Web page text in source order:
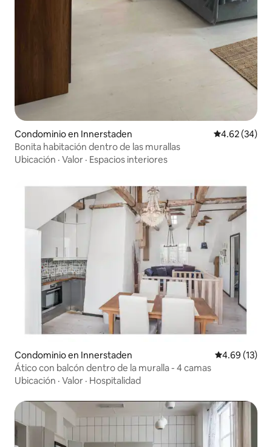
Condominio en Innerstaden Calificación
4.62 (34)
Bonita habitación dentro de las murallas
Ubicación · Valor · Espacios interiores
Condominio en Innerstaden Calificación
4.69 (13)
Ático con balcón dentro de la muralla - 4 camas
Ubicación · Valor · Hospitalidad